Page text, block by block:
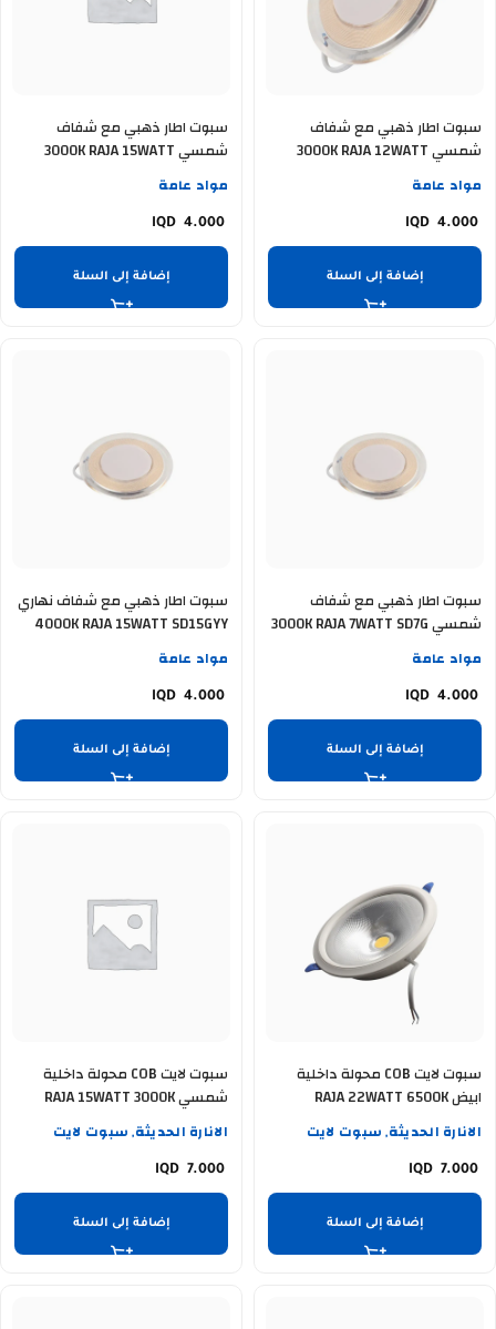
سبوت اطار ذهبي مع شفاف
شمسي 3000K RAJA 12WATT
SD12G
مواد عامة
4.000
إضافة إلى السلة
سبوت اطار ذهبي مع شفاف
شمسي 3000K RAJA 15WATT
SD15GY
مواد عامة
4.000
إضافة إلى السلة
سبوت اطار ذهبي مع شفاف
شمسي 3000K RAJA 7WATT SD7G
مواد عامة
4.000
إضافة إلى السلة
سبوت اطار ذهبي مع شفاف نهاري
4000K RAJA 15WATT SD15GYY
مواد عامة
4.000
إضافة إلى السلة
سبوت لايت COB محولة داخلية
ابيض RAJA 22WATT 6500K
الانارة الحديثة, سبوت لايت
7.000
إضافة إلى السلة
سبوت لايت COB محولة داخلية
شمسي RAJA 15WATT 3000K
الانارة الحديثة, سبوت لايت
7.000
إضافة إلى السلة